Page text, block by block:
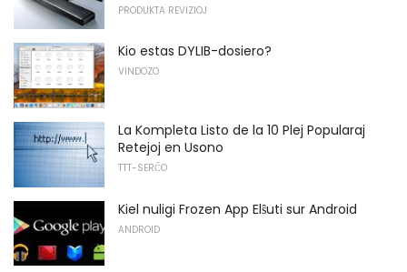
PRODUKTA REVIZIOJ
Kio estas DYLIB-dosiero?
VINDOZO
La Kompleta Listo de la 10 Plej Popularaj
Retejoj en Usono
TTT-SERĈO
Kiel nuligi Frozen App Elŝuti sur Android
ANDROID